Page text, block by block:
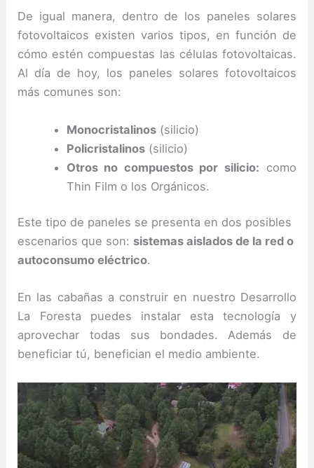
De igual manera, dentro de los paneles solares
fotovoltaicos existen varios tipos, en función de
cómo estén compuestas las células fotovoltaicas.
Al día de hoy, los paneles solares fotovoltaicos
más comunes son:
Monocristalinos(silicio)
Policristalinos(silicio)
Otros no compuestos por silicio: como
Thin Film o los Orgánicos.
Este tipo de paneles se presenta en dos posibles
escenarios que son: sistemas aislados de la red o
autoconsumo eléctrico.
En las cabañas a construir en nuestro Desarrollo
La Foresta puedes instalar esta tecnología y
aprovechar todas sus bondades. Además de
beneficiar tú, benefician el medio ambiente.